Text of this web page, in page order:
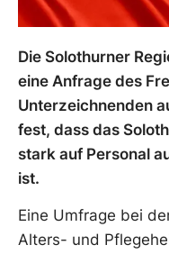
Die Solothurner
eine Anfrage des
Unterzeichnenden
fest, dass das
stark auf Personal
ist.
Eine Umfrage bei
Alters- und